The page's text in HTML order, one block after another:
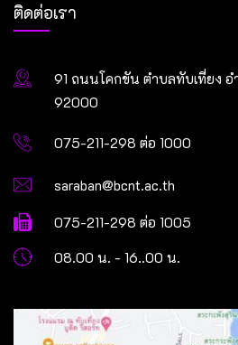
ติดต่อเรา
91 ถนนโคกขัน ตำบลทับเที่ยง อ
92000
075-211-298 ต่อ 1000
saraban@bcnt.ac.th
075-211-298 ต่อ 1005
08.00 น. - 16..00 น.